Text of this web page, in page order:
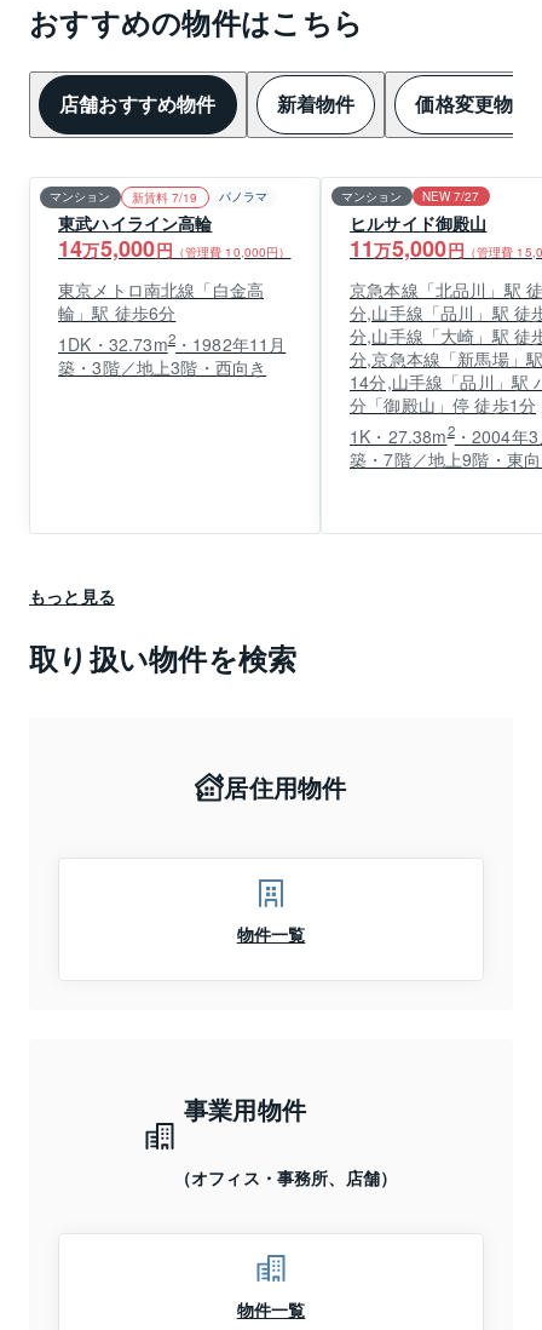
おすすめの物件はこちら
店舗おすすめ物件 新着物件 価格変更物件
マンション 新賃料 7/19 パノラマ
東武ハイライン高輪
14万5,000円 （管理費 10,000円）
東京メトロ南北線「白金高
輪」駅 徒歩6分
1DK・32.73m2・1982年11月
築・3階／地上3階・西向き
マンション NEW 7/27
ヒルサイド御殿山
11万5,000円 （管理費
京急本線「北品川」駅
分,山手線「品川」駅 徒
分,山手線「大崎」駅 徒
分,京急本線「新馬場」
14分,山手線「品川」駅
分「御殿山」停 徒歩1分
1K・27.38m2・2004年3
築・7階／地上9階・東
もっと見る
取り扱い物件を検索
居住用物件
物件一覧
事業用物件
（オフィス・事務所、店舗）
物件一覧